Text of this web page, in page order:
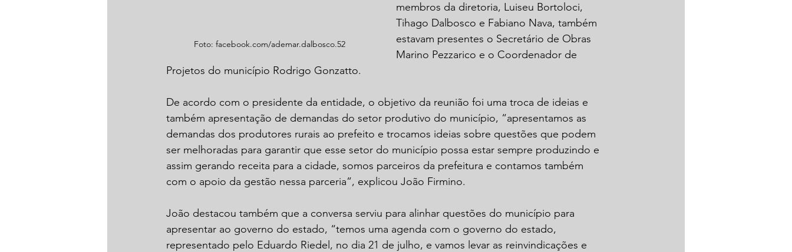
Foto: facebook.com/ademar.dalbosco.52
membros da diretoria, Luiseu Bortoloci,
Tihago Dalbosco e Fabiano Nava, também
estavam presentes o Secretário de Obras
Marino Pezzarico e o Coordenador de
Projetos do município Rodrigo Gonzatto.
De acordo com o presidente da entidade, o objetivo da reunião foi uma troca de ideias e
também apresentação de demandas do setor produtivo do município, “apresentamos as
demandas dos produtores rurais ao prefeito e trocamos ideias sobre questões que podem
ser melhoradas para garantir que esse setor do município possa estar sempre produzindo e
assim gerando receita para a cidade, somos parceiros da prefeitura e contamos também
com o apoio da gestão nessa parceria”, explicou João Firmino.
João destacou também que a conversa serviu para alinhar questões do município para
apresentar ao governo do estado, “temos uma agenda com o governo do estado,
representado pelo Eduardo Riedel, no dia 21 de julho, e vamos levar as reinvindicações e